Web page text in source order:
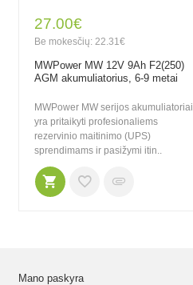
27.00€
Be mokesčių: 22.31€
MWPower MW 12V 9Ah F2(250)
AGM akumuliatorius, 6-9 metai
MWPower MW serijos akumuliatoriai
yra pritaikyti profesionaliems
rezervinio maitinimo (UPS)
sprendimams ir pasižymi itin..
Mano paskyra